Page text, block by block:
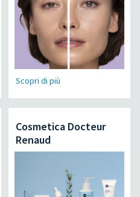
Scopri di più
Cosmetica Docteur
Renaud